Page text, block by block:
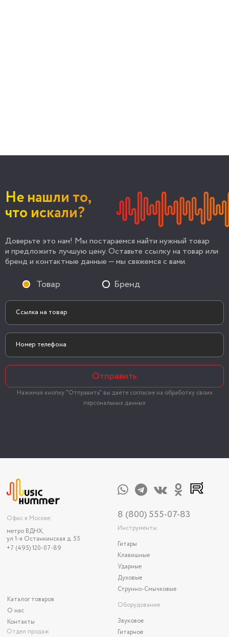
Не нашли то,
что искали?
Доверьте это нам! Мы постараемся найти нужный товар
и предложить лучшую цену. Оставьте ссылку на товар или
бренд и контактные данные — мы свяжемся с вами.
Товар Бренд
Отправить
Нажимая кнопку "Отправить" вы даёте согласие на обработку своих
персональных данных
Офис в Москве:
метро ВДНХ,
ул 1-я Останкинская д. 55
+7 (495) 120-07-89
Каталог товаров
О нас
Контакты
Отдел продаж
8 (800) 555-07-83
Инструменты
Гитары
Клавишные
Ударные
Духовые
Струнно-Смычковые
Оборудование
Звуковое
Гитарное